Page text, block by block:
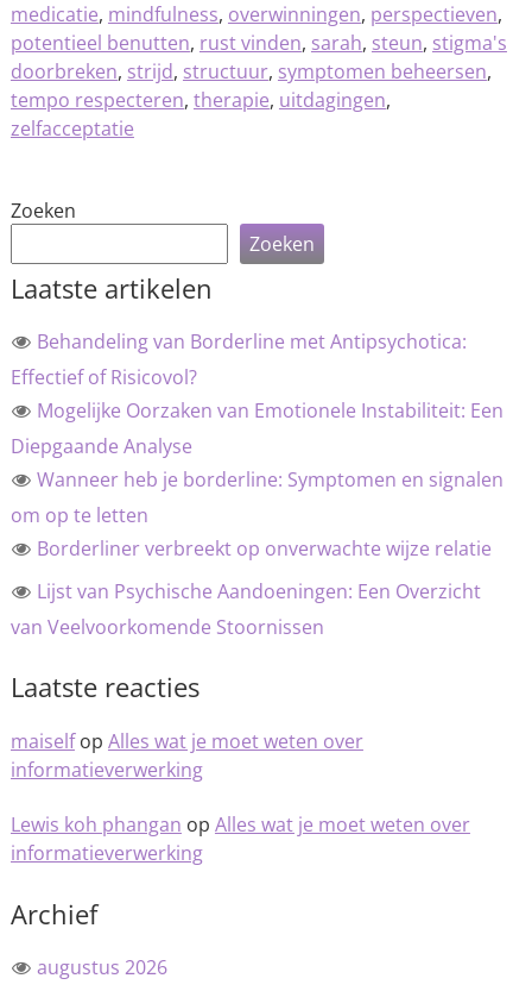
medicatie, mindfulness, overwinningen, perspectieven,
potentieel benutten, rust vinden, sarah, steun, stigma's
doorbreken, strijd, structuur, symptomen beheersen,
tempo respecteren, therapie, uitdagingen,
zelfacceptatie
Zoeken
Zoeken
Laatste artikelen
Behandeling van Borderline met Antipsychotica:
Effectief of Risicovol?
Mogelijke Oorzaken van Emotionele Instabiliteit: Een
Diepgaande Analyse
Wanneer heb je borderline: Symptomen en signalen
om op te letten
Borderliner verbreekt op onverwachte wijze relatie
Lijst van Psychische Aandoeningen: Een Overzicht
van Veelvoorkomende Stoornissen
Laatste reacties
maiselfop Alles wat je moet weten over
informatieverwerking
Lewis koh phangan op Alles wat je moet weten over
informatieverwerking
Archief
augustus 2026